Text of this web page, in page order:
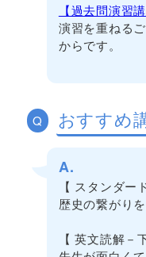
【過去問演習講
演習を重ねる
からです。
Q おすすめ
A.
【 スタンダー
歴史の繋がり
【 英文読解－